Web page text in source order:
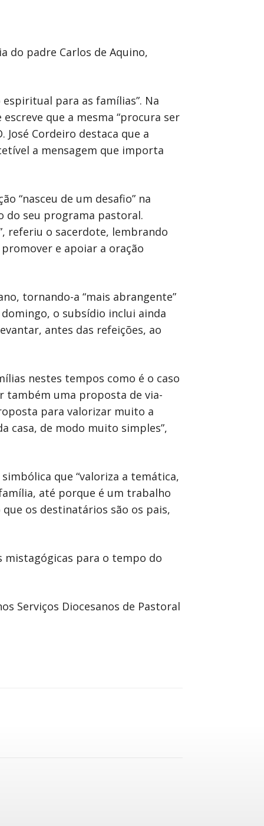
do padre Carlos de Aquino,
para as famílias”. Na
que a mesma “procura ser
Cordeiro destaca que a
a mensagem que importa
“nasceu de um desafio” na
do seu programa pastoral.
referiu o sacerdote, lembrando
e apoiar a oração
tornando-a “mais abrangente”
o subsídio inclui ainda
antes das refeições, ao
nestes tempos como é o caso
também uma proposta de via-
para valorizar muito a
casa, de modo muito simples”,
que “valoriza a temática,
até porque é um trabalho
os destinatários são os pais,
mistagógicas para o tempo do
Serviços Diocesanos de Pastoral